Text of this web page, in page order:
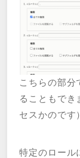
こちらの部分
ることもでき
セスかのです
特定のロール